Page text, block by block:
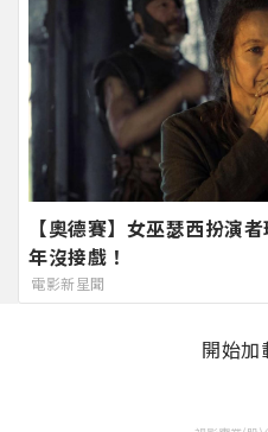
【奧德賽】女巫瑟西扮演
年沒接戲！
電影新星聞
開始加